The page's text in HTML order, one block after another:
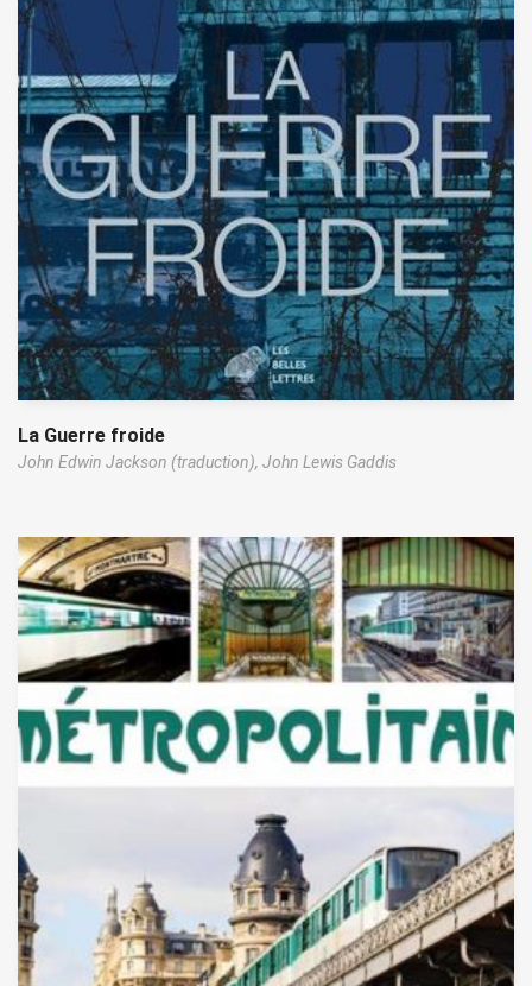
La Guerre froide
John Edwin Jackson (traduction), John Lewis Gaddis